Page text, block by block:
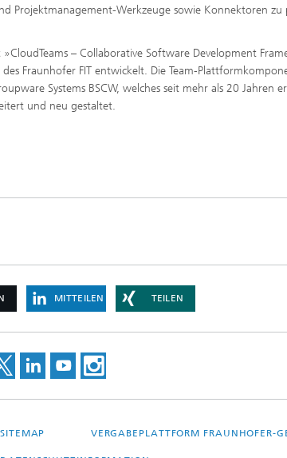
Projektmanagement-Werkzeuge sowie Konnektoren
– Collaborative Software Development
Fraunhofer FIT entwickelt. Die Team-
Systems BSCW, welches seit mehr als 20 Jahren
und neu gestaltet.
MITTEILEN TEILEN
SITEMAP VERGABEPLATTFORM FRAUNHOFER-